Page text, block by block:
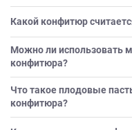
Какой конфитюр
Можно ли использовать
конфитюра?
Что такое плодовые
конфитюра?